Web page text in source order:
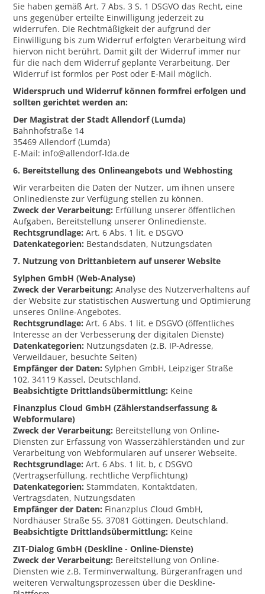
Sie haben gemäß Art. 7 Abs. 3 S. 1 DSGVO das Recht, eine
uns gegenüber erteilte Einwilligung jederzeit zu
widerrufen. Die Rechtmäßigkeit der aufgrund der
Einwilligung bis zum Widerruf erfolgten Verarbeitung wird
hiervon nicht berührt. Damit gilt der Widerruf immer nur
für die nach dem Widerruf geplante Verarbeitung. Der
Widerruf ist formlos per Post oder E-Mail möglich.
Widerspruch und Widerruf können formfrei erfolgen und
sollten gerichtet werden an:
Der Magistrat der Stadt Allendorf (Lumda)
Bahnhofstraße 14
35469 Allendorf (Lumda)
E-Mail: info@allendorf-lda.de
6. Bereitstellung des Onlineangebots und Webhosting
Wir verarbeiten die Daten der Nutzer, um ihnen unsere
Onlinedienste zur Verfügung stellen zu können.
Zweck der Verarbeitung: Erfüllung unserer öffentlichen
Aufgaben, Bereitstellung unserer Onlinedienste.
Rechtsgrundlage: Art. 6 Abs. 1 lit. e DSGVO
Datenkategorien: Bestandsdaten, Nutzungsdaten
7. Nutzung von Drittanbietern auf unserer Website
Sylphen GmbH (Web-Analyse)
Zweck der Verarbeitung: Analyse des Nutzerverhaltens auf
der Website zur statistischen Auswertung und Optimierung
unseres Online-Angebotes.
Rechtsgrundlage: Art. 6 Abs. 1 lit. e DSGVO (öffentliches
Interesse an der Verbesserung der digitalen Dienste)
Datenkategorien: Nutzungsdaten (z.B. IP-Adresse,
Verweildauer, besuchte Seiten)
Empfänger der Daten: Sylphen GmbH, Leipziger Straße
102, 34119 Kassel, Deutschland.
Beabsichtigte Drittlandsübermittlung: Keine
Finanzplus Cloud GmbH (Zählerstandserfassung &
Webformulare)
Zweck der Verarbeitung: Bereitstellung von Online-
Diensten zur Erfassung von Wasserzählerständen und zur
Verarbeitung von Webformularen auf unserer Webseite.
Rechtsgrundlage: Art. 6 Abs. 1 lit. b, c DSGVO
(Vertragserfüllung, rechtliche Verpflichtung)
Datenkategorien: Stammdaten, Kontaktdaten,
Vertragsdaten, Nutzungsdaten
Empfänger der Daten: Finanzplus Cloud GmbH,
Nordhäuser Straße 55, 37081 Göttingen, Deutschland.
Beabsichtigte Drittlandsübermittlung: Keine
ZIT-Dialog GmbH (Deskline - Online-Dienste)
Zweck der Verarbeitung: Bereitstellung von Online-
Diensten wie z.B. Terminverwaltung, Bürgeranfragen und
weiteren Verwaltungsprozessen über die Deskline-